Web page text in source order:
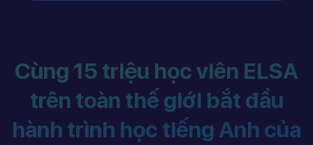
Cùng 15 triệu học viên ELSA
trên toàn thế giới bắt đầu
hành trình học tiếng Anh của